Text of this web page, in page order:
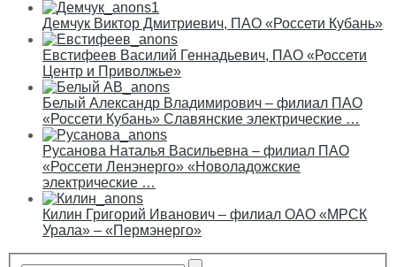
Демчук Виктор Дмитриевич, ПАО «Россети Кубань»
Евстифеев Василий Геннадьевич, ПАО «Россети
Центр и Приволжье»
Белый Александр Владимирович – филиал ПАО
«Россети Кубань» Славянские электрические …
Русанова Наталья Васильевна – филиал ПАО
«Россети Ленэнерго» «Новоладожские
электрические …
Килин Григорий Иванович – филиал ОАО «МРСК
Урала» – «Пермэнерго»